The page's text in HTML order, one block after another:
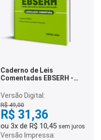
Caderno de Leis
Comentadas EBSERH -
Versão Digital:
R$ 49,00
R$ 31,36
ou 3x de R$ 10,45 sem juros
Versão Impressa: